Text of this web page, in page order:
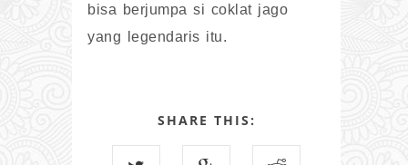
bisa berjumpa si coklat jago
yang legendaris itu.
SHARE THIS: